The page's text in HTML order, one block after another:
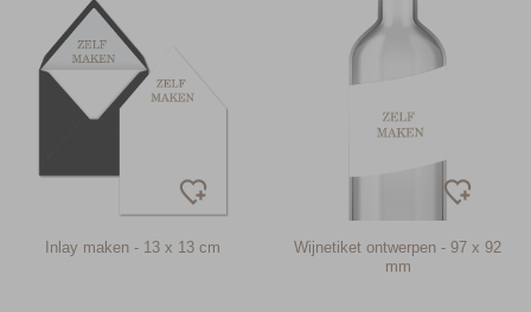
Inlay maken - 13 x 13 cm
Wijnetiket ontwerpen - 97 x 92
mm